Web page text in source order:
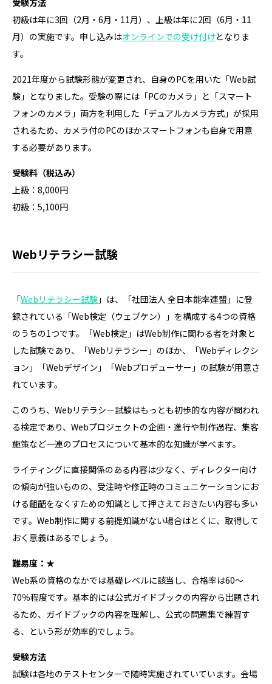
受験方法
初級は年に3回（2月・6月・11月）、上級は年に2回（6月・11
月）の実施です。申し込みはオンラインでの受け付けとなりま
す。
2021年度から試験形態が変更され、自身のPCを用いた「Web試
験」となりました。受験の際には「PCのカメラ」と「スマート
フォンのカメラ」両方を利用した「デュアルカメラ方式」が採用
されるため、カメラ付のPCのほかスマートフォンも自身で用意
する必要があります。
受験料（税込み）
上級：8,000円
初級：5,100円
Webリテラシー試験
「Webリテラシー試験 」は、「社団法人 全日本能率連盟」に登
録されている「Web検定（ウェブケン）」を構成する4つの資格
のうちの1つです。「Web検定」はWeb制作に関わる者を対象と
した試験であり、「Webリテラシー」のほか、「Webディレクシ
ョン」「Webデザイン」「Webプロデューサー」の試験が用意さ
れています。
このうち、Webリテラシー試験はもっとも初歩的な内容が問われ
る検定であり、Webプロジェクトの企画・進行や制作過程、集客
施策など一連のプロセスについて基本的な知識が学べます。
ライティングに直接関係のある内容は少なく、ディレクター向け
の傾向が強いものの、受注時や修正時のコミュニケーションにお
ける齟齬をなくすための知識として押さえておきたい内容も多い
です。Web制作に関する前提知識がない場合はとくに、取得して
おく意義はあるでしょう。
難易度：★
Web系の資格のなかでは基礎レベルに該当し、合格率は60～
70％程度です。基本的には公式ガイドブックの内容から出題され
るため、ガイドブックの内容を理解し、公式の問題集で練習す
る、という形が効率的でしょう。
受験方法
試験は各地のテストセンターで随時実施されていています。会場